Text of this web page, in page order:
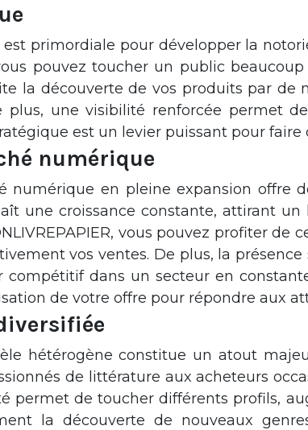
primordiale pour développer la
pouvez toucher un public
la découverte de vos produits par
plus, une visibilité renforcée permet
est un levier puissant pour
numérique
numérique en pleine expansion offre
une croissance constante, attirant
vous pouvez profiter
vos ventes. De plus, la
compétitif dans un secteur en
de votre offre pour répondre aux
hétérogène constitue un atout
de littérature aux acheteurs
permet de toucher différents profils,
la découverte de nouveaux